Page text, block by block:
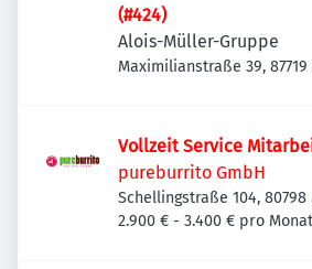
(#424)
Alois-Müller-Gruppe
Maximilianstraße 39,
Vollzeit Service
pureburrito GmbH
Schellingstraße 104, 80798
Deutschland
2.900 € - 3.400 € pro Monat